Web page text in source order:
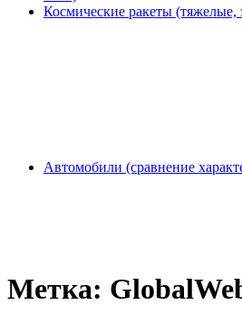
Космические ракеты (тяжелые,
Автомобили (сравнение
Метка: